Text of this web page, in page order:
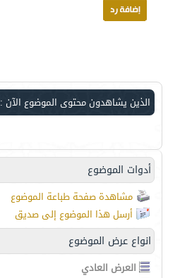
الذين يشاهدون محتوى الموضوع الآن : 17
أدوات الموضوع
مشاهدة صفحة طباعة الموضوع
أرسل هذا الموضوع إلى صديق
انواع عرض الموضوع
العرض العادي